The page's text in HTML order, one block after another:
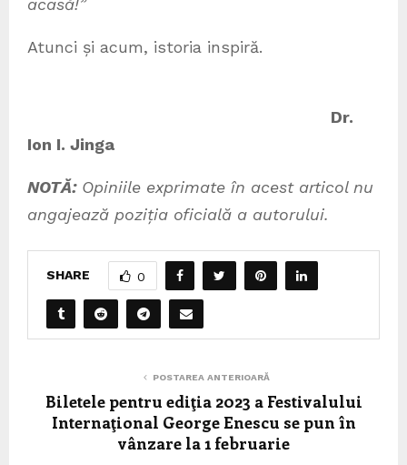
acasă!”
Atunci și acum, istoria inspiră.
Dr.
Ion I. Jinga
NOTĂ:Opiniile exprimate în acest articol nu
angajează poziția oficială a autorului.
SHARE 0
POSTAREA ANTERIOARĂ
Biletele pentru ediţia 2023 a Festivalului
Internaţional George Enescu se pun în
vânzare la 1 februarie